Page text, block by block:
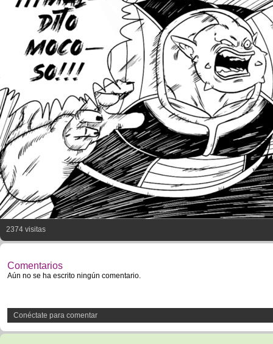
2374 visitas
Comentarios
Aún no se ha escrito ningún comentario.
Conéctate para comentar